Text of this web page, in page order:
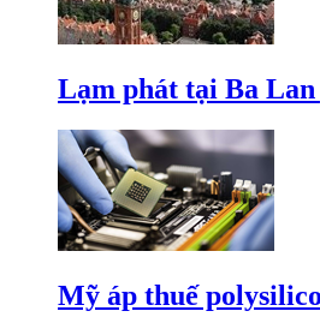
Lạm phát tại Ba
Mỹ áp thuế